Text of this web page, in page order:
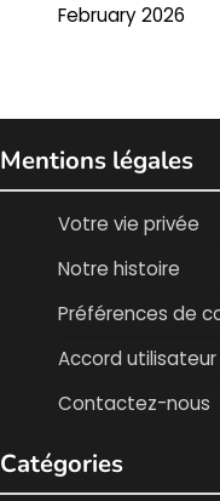
February 2026
Mentions légales
Votre vie privée
Notre histoire
Préférences de
Accord utilisateur
Contactez-nous
Catégories